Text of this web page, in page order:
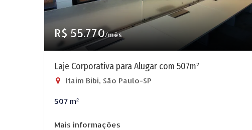
R$ 55.770/mês
Laje Corporativa para Alugar com 507m²
Itaim Bibi, São Paulo-SP
507 m²
Mais informações